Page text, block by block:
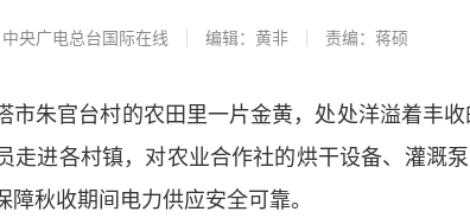
央广电总台国际在线 编辑：黄非 责编：蒋硕
朱官台村的农田里一片金黄，处处洋溢着丰收
走进各村镇，对农业合作社的烘干设备、灌溉
秋收期间电力供应安全可靠。